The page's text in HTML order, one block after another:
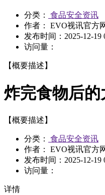
分类：
食品安全资讯
作者： EVO视讯官方
发布时间： 2025-12-19
访问量：
【概要描述】
炸完食物后
【概要描述】
分类：
食品安全资讯
作者： EVO视讯官方
发布时间： 2025-12-19
访问量：
详情